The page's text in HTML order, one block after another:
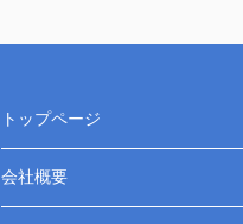
トップページ
会社概要